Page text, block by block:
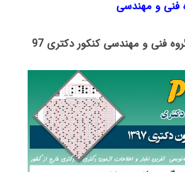
فنی و مهندسی
فنی و مهندسی کنکور دکتری 97